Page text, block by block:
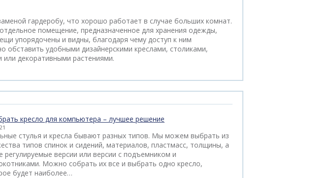
гардеробу, что хорошо работает в случае больших комнат.
помещение, предназначенное для хранения одежды,
упорядочены и видны, благодаря чему доступ к ним
обставить удобными дизайнерскими креслами, столиками,
декоративными растениями.
кресло для компьютера – лучшее решение
стулья и кресла бывают разных типов. Мы можем выбрать из
типов спинок и сидений, материалов, пластмасс, толщины, а
регулируемые версии или версии с подъемником и
Можно собрать их все и выбрать одно кресло,
будет наиболее…